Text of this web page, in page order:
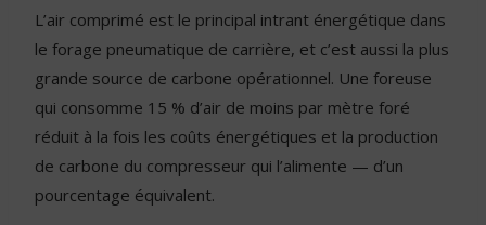
L’air comprimé est le principal intrant énergétique dans
le forage pneumatique de carrière, et c’est aussi la plus
grande source de carbone opérationnel. Une foreuse
qui consomme 15 % d’air de moins par mètre foré
réduit à la fois les coûts énergétiques et la production
de carbone du compresseur qui l’alimente — d’un
pourcentage équivalent.